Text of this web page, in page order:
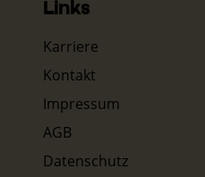
Links
Karriere
Kontakt
Impressum
AGB
Datenschutz